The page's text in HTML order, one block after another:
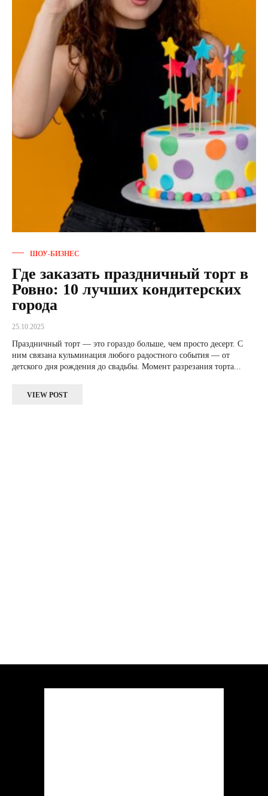
ШОУ-БИЗНЕС
Где заказать праздничный торт в
Ровно: 10 лучших кондитерских
города
25.10.2025
Праздничный торт — это гораздо больше, чем просто десерт. С
ним связана кульминация любого радостного события — от
детского дня рождения до свадьбы. Момент разрезания торта...
VIEW POST